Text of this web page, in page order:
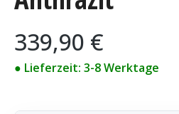
Regulärer Preis:
339,90 €
● Lieferzeit: 3-8 Werktage